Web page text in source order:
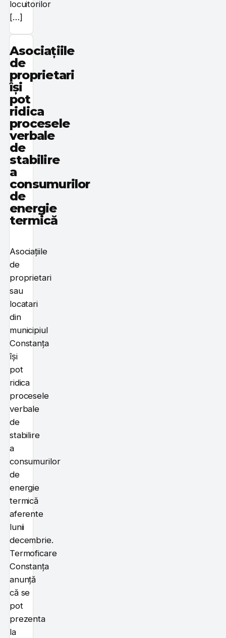
locuitorilor
[…]
Asociațiile
de
proprietari
își
pot
ridica
procesele
verbale
de
stabilire
a
consumurilor
de
energie
termică
Asociațiile
de
proprietari
sau
locatari
din
municipiul
Constanța
își
pot
ridica
procesele
verbale
de
stabilire
a
consumurilor
de
energie
termică
aferente
lunii
decembrie.
Termoficare
Constanța
anunță
că se
pot
prezenta
la